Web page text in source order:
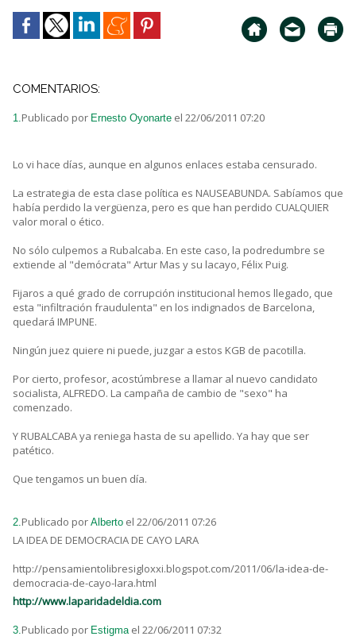
COMENTARIOS:
1.Publicado por Ernesto Oyonarte el 22/06/2011 07:20
Lo vi hace días, aunque en algunos enlaces estaba censurado.
La estrategia de esta clase política es NAUSEABUNDA. Sabíamos que
había perdido la vergüenza, pero es que han perdido CUALQUIER
valor moral o ético.
No sólo culpemos a Rubalcaba. En este caso, la podredumbre se
extiende al "demócrata" Artur Mas y su lacayo, Félix Puig.
Fijaros a qué grado de corrupción institucional hemos llegado, que
esta "infiltración fraudulenta" en los indignados de Barcelona,
quedará IMPUNE.
Ningún juez quiere ni puede, juzgar a estos KGB de pacotilla.
Por cierto, profesor, acostúmbrese a llamar al nuevo candidato
socialista, ALFREDO. La campaña de cambio de "sexo" ha
comenzado.
Y RUBALCABA ya reniega hasta de su apellido. Ya hay que ser
patético.
Que tengamos un buen día.
2.Publicado por Alberto el 22/06/2011 07:26
LA IDEA DE DEMOCRACIA DE CAYO LARA
http://pensamientolibresigloxxi.blogspot.com/2011/06/la-idea-de-
democracia-de-cayo-lara.html
http://www.laparidadeldia.com
3.Publicado por Estigma el 22/06/2011 07:32